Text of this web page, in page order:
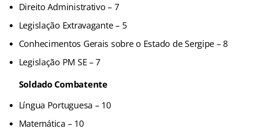
Direito Administrativo – 7
Legislação Extravagante – 5
Conhecimentos Gerais sobre o Estado de Sergipe – 8
Legislação PM SE – 7
Soldado Combatente
Língua Portuguesa – 10
Matemática – 10